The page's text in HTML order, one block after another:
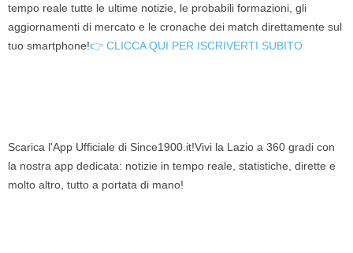
tempo reale tutte le ultime notizie, le probabili formazioni, gli
aggiornamenti di mercato e le cronache dei match direttamente sul
tuo smartphone!👉 CLICCA QUI PER ISCRIVERTI SUBITO
Scarica l'App Ufficiale di Since1900.it!Vivi la Lazio a 360 gradi con
la nostra app dedicata: notizie in tempo reale, statistiche, dirette e
molto altro, tutto a portata di mano!